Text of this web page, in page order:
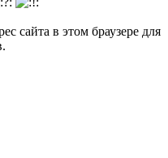
сайта в этом браузере для